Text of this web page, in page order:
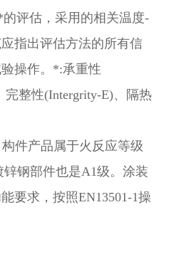
评估，采用的相关温度-
指出评估方法的所有信
操作。*:承重性
完整性(Intergrity-E)、隔热
构件产品属于火反应等级
钢部件也是A1级。涂装
要求，按照EN13501-1操